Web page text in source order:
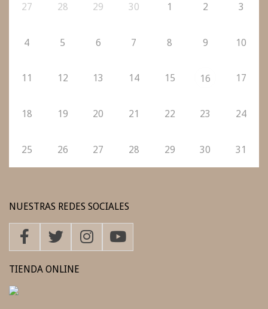
27 28 29 30 1 2 3
4 5 6 7 8 9 10
11 12 13 14 15 16 17
18 19 20 21 22 23 24
25 26 27 28 29 30 31
NUESTRAS REDES SOCIALES
TIENDA ONLINE